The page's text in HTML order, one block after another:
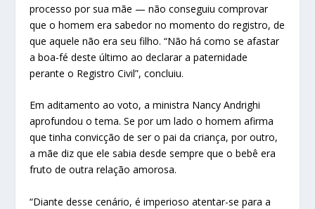
processo por sua mãe — não conseguiu comprovar
que o homem era sabedor no momento do registro, de
que aquele não era seu filho. “Não há como se afastar
a boa-fé deste último ao declarar a paternidade
perante o Registro Civil”, concluiu.
Em aditamento ao voto, a ministra Nancy Andrighi
aprofundou o tema. Se por um lado o homem afirma
que tinha convicção de ser o pai da criança, por outro,
a mãe diz que ele sabia desde sempre que o bebê era
fruto de outra relação amorosa.
“Diante desse cenário, é imperioso atentar-se para a